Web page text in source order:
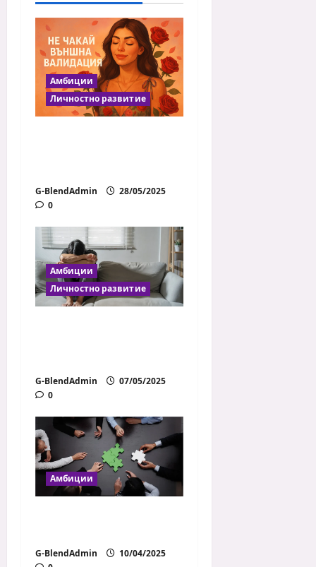
Амбиции
Личностно развитие
G-BlendAdmin
28/05/2025
0
Амбиции
Личностно развитие
G-BlendAdmin
07/05/2025
0
Амбиции
G-BlendAdmin
10/04/2025